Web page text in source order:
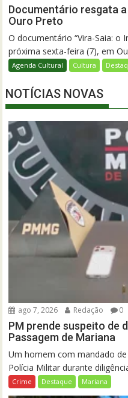
Documentário resgata
Ouro Preto
O documentário “Vira-Saia: o
próxima sexta-feira (7), em
Agenda Cultural Cultura
NOTÍCIAS NOVAS
ago 7, 2026 Redação 0
PM prende suspeito de
Passagem de Mariana
Um homem com mandado
Polícia Militar durante
Crime Destaque Mariana